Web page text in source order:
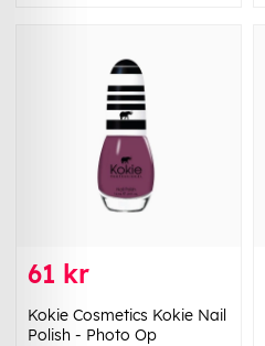
61 kr
Kokie Cosmetics Kokie Nail
Polish - Photo Op